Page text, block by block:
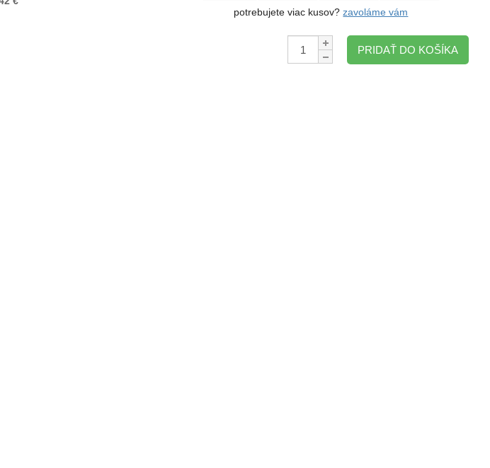
potrebujete viac kusov?zavoláme vám
Množstvo:
PRIDAŤ DO KOŠÍKA